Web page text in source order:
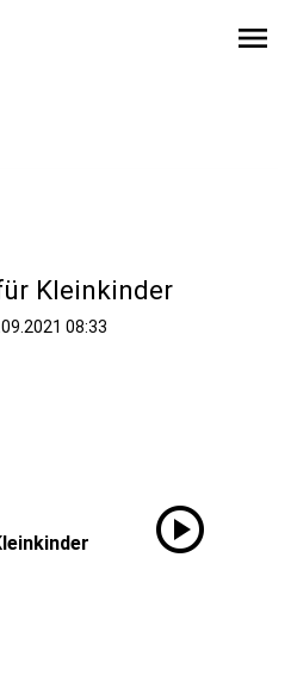
menu
Kleinkinder
08:33
play_circle